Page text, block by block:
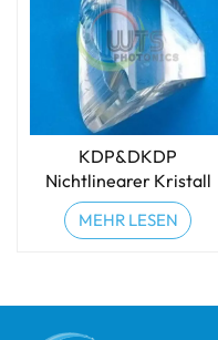
KDP&DKDP
Nichtlinearer Kristall
MEHR LESEN